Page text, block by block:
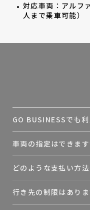
対応車両：アルフ
人まで乗車可能）
GO BUSINESSでも
GOアプリのビジネスプ
時配車ともにご利用いた
車両の指定はできます
どのような支払い方
GO Pay決済（クレジッ
行き先の制限はありま